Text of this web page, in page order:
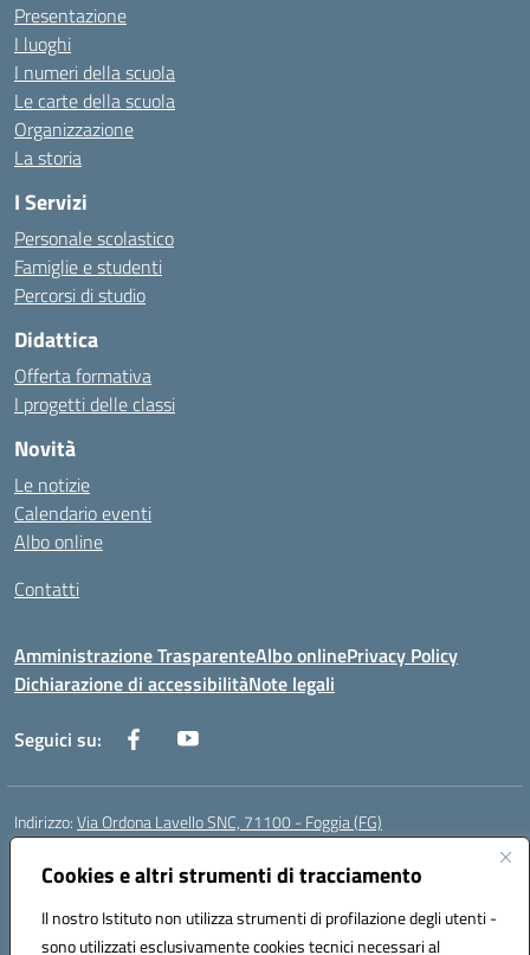
Cookies e altri strumenti di tracciamento
Il nostro Istituto non utilizza strumenti di profilazione degli utenti -
sono utilizzati esclusivamente cookies tecnici necessari al
Presentazione
I luoghi
I numeri della scuola
Le carte della scuola
Organizzazione
La storia
I Servizi
Personale scolastico
Famiglie e studenti
Percorsi di studio
Didattica
Offerta formativa
I progetti delle classi
Novità
Le notizie
Calendario eventi
Albo online
Contatti
Amministrazione TrasparenteAlbo onlinePrivacy Policy
Dichiarazione di accessibilitàNote legali
Seguici su:
Indirizzo:Via Ordona Lavello SNC, 71100 - Foggia (FG)
Centralino:
Posta elettronica certificata (PEC):fgmm00700x@pec.istruzione.it
Codice fiscale: 80002860718
Codice meccanografico:FGMM00700X